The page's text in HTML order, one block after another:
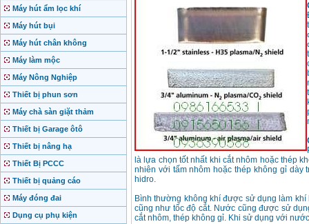
Máy hút ẩm lọc khí
Máy hút bụi
Máy hút chân không
Máy làm mộc
Máy Nông Nghiệp
Thiết bị phun sơn
Máy chà sàn giặt thảm
Thiết bị Garage ôtô
Thiết bị nâng hạ
Thiết Bị PCCC
Thiết bị quảng cáo
Máy đóng đai
Dụng cụ phụ kiện
là lựa chọn tốt nhất khi cắt nhôm hoặc thép
nhiên với tấm nhôm hoặc thép không gỉ
hidro.
Bình thường không khí được sử dụng làm
cũng như tốc độ cắt. Nước cũng được sử
cắt nhôm, thép không gỉ. Khi sử dụng với